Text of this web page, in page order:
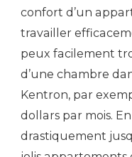
confort d’un
travailler
peux facilement
d’une chambre
Kentron, par
dollars par mois.
drastiquement